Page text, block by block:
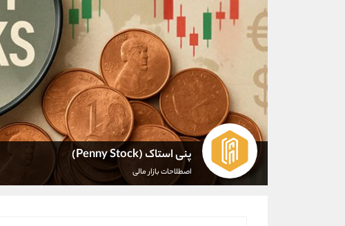
پنی استاک (Penny Stock)
اصطلاحات بازار مالی